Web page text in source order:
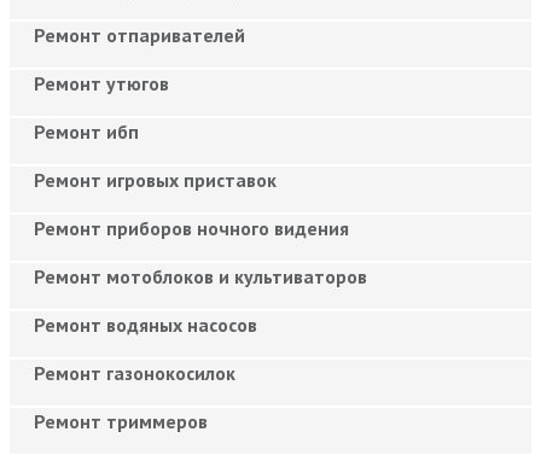
Ремонт отпаривателей
Ремонт утюгов
Ремонт ибп
Ремонт игровых приставок
Ремонт приборов ночного видения
Ремонт мотоблоков и культиваторов
Ремонт водяных насосов
Ремонт газонокосилок
Ремонт триммеров